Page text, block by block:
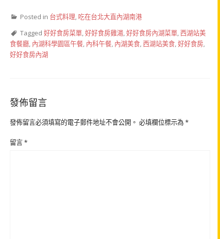
Posted in 台式料理 吃在台北大直內湖南港
Tagged 好好食房菜單 好好食房雞湯 好好食房內湖菜單 西湖站美
食餐廳 內湖科學園區午餐 內科午餐 內湖美食 西湖站美食 好好食房
好好食房內湖
發佈留言
發佈留言必須填寫的電子郵件地址不會公開。 必填欄位標示為*
留言*